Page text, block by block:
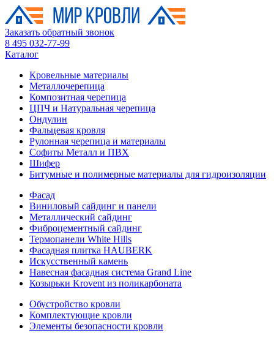
Заказать обратный звонок
8 495 032-77-99
Каталог
Кровельные материалы
Металлочерепица
Композитная черепица
ЦПЧ и Натуральная черепица
Ондулин
Фальцевая кровля
Рулонная черепица и материалы
Софиты Металл и ПВХ
Шифер
Битумные и полимерные материалы для гидроизоляции
Фасад
Виниловый сайдинг и панели
Металлический сайдинг
Фиброцементный сайдинг
Термопанели White Hills
Фасадная плитка HAUBERK
Искусственный камень
Навесная фасадная система Grand Line
Козырьки Krovent из поликарбоната
Обустройство кровли
Комплектующие кровли
Элементы безопасности кровли